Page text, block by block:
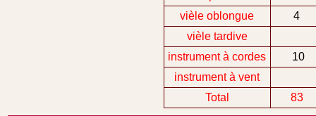
vièle oblongue
4
vièle tardive
instrument à cordes
10
instrument à vent
Total
83